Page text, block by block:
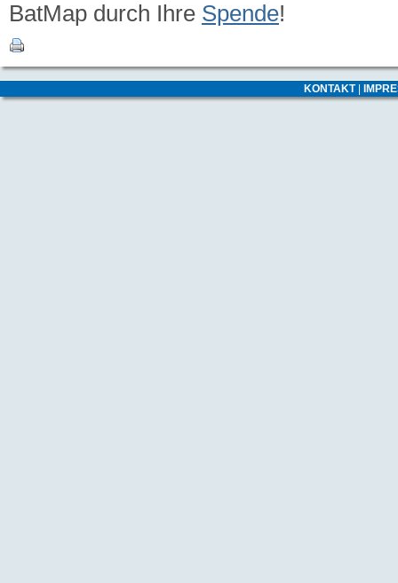
BatMap durch Ihre Spende!
KONTAKT|